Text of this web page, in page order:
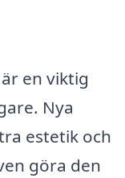
en viktig
Nya
estetik och
göra den